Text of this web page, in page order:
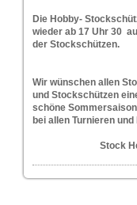
Die Hobby-
wieder ab 17 Uhr 30
der Stockschützen.
Wir wünschen allen
und Stockschützen
schöne
bei allen Turnieren und
Stock